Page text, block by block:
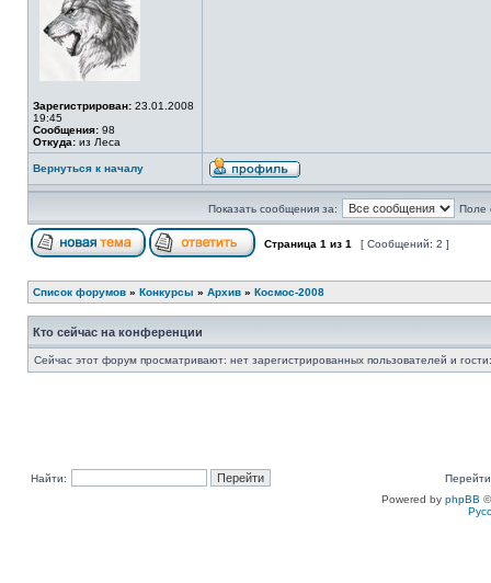
Зарегистрирован: 23.01.2008
19:45
Сообщения: 98
Откуда: из Леса
Вернуться к началу
Показать сообщения за: Поле
Страница 1 из 1 [ Сообщений: 2 ]
Список форумов » Конкурсы » Архив » Космос-2008
Кто сейчас на конференции
Сейчас этот форум просматривают: нет зарегистрированных пользователей и
Найти:
Powered by phpBB